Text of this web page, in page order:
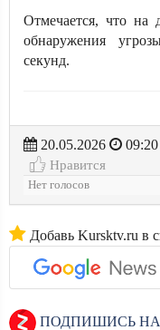
Отмечается, что на
обнаружения
секунд.
20.05.2026
09:20
Нравится
Нет голосов
Добавь Kursktv.ru в
ПОДПИШИСЬ